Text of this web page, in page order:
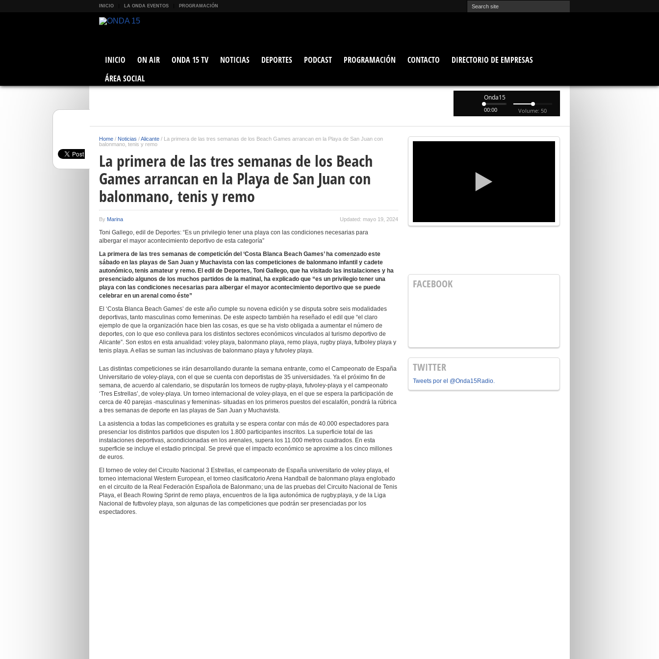
INICIO LA ONDA EVENTOS PROGRAMACIÓN
INICIO ON AIR ONDA 15 TV NOTICIAS DEPORTES PODCAST PROGRAMACIÓN CONTACTO
DIRECTORIO DE EMPRESAS
ÁREA SOCIAL
Onda15
00:00 Volume: 50
Home / Noticias /Alicante / La primera de las tres semanas de los Beach Games arrancan en la Playa de San Juan con
balonmano, tenis y remo
La primera de las tres semanas de los Beach
Games arrancan en la Playa de San Juan con
balonmano, tenis y remo
By Marina Updated: mayo 19, 2024
Toni Gallego, edil de Deportes: “Es un privilegio tener una playa con las condiciones necesarias para
albergar el mayor acontecimiento deportivo de esta categoría”
La primera de las tres semanas de competición del ‘Costa Blanca Beach Games’ ha comenzado este
sábado en las playas de San Juan y Muchavista con las competiciones de balonmano infantil y cadete
autonómico, tenis amateur y remo. El edil de Deportes, Toni Gallego, que ha visitado las instalaciones y ha
presenciado algunos de los muchos partidos de la matinal, ha explicado que “es un privilegio tener una
playa con las condiciones necesarias para albergar el mayor acontecimiento deportivo que se puede
celebrar en un arenal como éste”
El ‘Costa Blanca Beach Games’ de este año cumple su novena edición y se disputa sobre seis modalidades
deportivas, tanto masculinas como femeninas. De este aspecto también ha reseñado el edil que “el claro
ejemplo de que la organización hace bien las cosas, es que se ha visto obligada a aumentar el número de
deportes, con lo que eso conlleva para los distintos sectores económicos vinculados al turismo deportivo de
Alicante”. Son estos en esta anualidad: voley playa, balonmano playa, remo playa, rugby playa, futboley playa y
tenis playa. A ellas se suman las inclusivas de balonmano playa y futvoley playa.
Las distintas competiciones se irán desarrollando durante la semana entrante, como el Campeonato de España
Universitario de voley-playa, con el que se cuenta con deportistas de 35 universidades. Ya el próximo fin de
semana, de acuerdo al calendario, se disputarán los torneos de rugby-playa, futvoley-playa y el campeonato
‘Tres Estrellas’, de voley-playa. Un torneo internacional de voley-playa, en el que se espera la participación de
cerca de 40 parejas -masculinas y femeninas- situadas en los primeros puestos del escalafón, pondrá la rúbrica
a tres semanas de deporte en las playas de San Juan y Muchavista.
La asistencia a todas las competiciones es gratuita y se espera contar con más de 40.000 espectadores para
presenciar los distintos partidos que disputen los 1.800 participantes inscritos. La superficie total de las
instalaciones deportivas, acondicionadas en los arenales, supera los 11.000 metros cuadrados. En esta
superficie se incluye el estadio principal. Se prevé que el impacto económico se aproxime a los cinco millones
de euros.
El torneo de voley del Circuito Nacional 3 Estrellas, el campeonato de España universitario de voley playa, el
torneo internacional Western European, el torneo clasificatorio Arena Handball de balonmano playa englobado
en el circuito de la Real Federación Española de Balonmano; una de las pruebas del Circuito Nacional de Tenis
Playa, el Beach Rowing Sprint de remo playa, encuentros de la liga autonómica de rugby.playa, y de la Liga
Nacional de futbvoley playa, son algunas de las competiciones que podrán ser presenciadas por los
espectadores.
FACEBOOK
TWITTER
Tweets por el @Onda15Radio.